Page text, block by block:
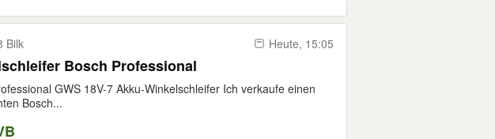
Bilk Heute, 15:05
Bosch Professional
GWS 18V-7 Akku-Winkelschleifer Ich verkaufe einen
Bosch...